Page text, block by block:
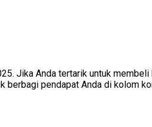
Jika Anda tertarik untuk
berbagi pendapat Anda di kolom